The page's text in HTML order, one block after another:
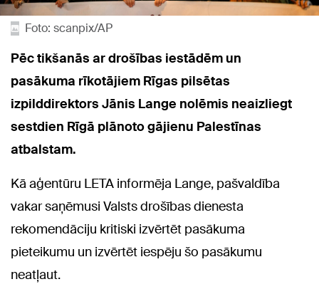
Foto: scanpix/AP
Pēc tikšanās ar drošības iestādēm un
pasākuma rīkotājiem Rīgas pilsētas
izpilddirektors Jānis Lange nolēmis neaizliegt
sestdien Rīgā plānoto gājienu Palestīnas
atbalstam.
Kā aģentūru LETA informēja Lange, pašvaldība
vakar saņēmusi Valsts drošības dienesta
rekomendāciju kritiski izvērtēt pasākuma
pieteikumu un izvērtēt iespēju šo pasākumu
neatļaut.